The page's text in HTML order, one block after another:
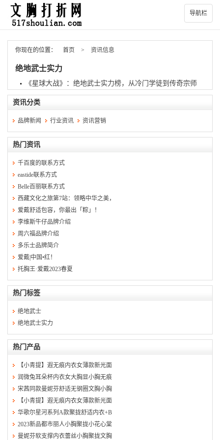
导航栏
你现在的位置： 首页 > 资讯信息
绝地武士实力
《星球大战》：绝地武士实力榜，从冷门学徒到传奇宗师
资讯分类
品牌新闻 行业资讯 资讯营销
热门资讯
千百度的联系方式
eastide联系方式
Belle百丽联系方式
西藏文化之旅第7站：领略中华之美，
爱戴舒适包容，你最出「粽」！
李维斯牛仔品牌介绍
周六福品牌介绍
多乐士品牌简介
爱戴|中国•红！
托胸王·爱戴2023春夏
热门标签
绝地武士
绝地武士实力
热门产品
【小青提】遐无痕内衣女薄款新光面
润微兔耳朵杯内衣女大胸显小胸无痕
宋茜同款曼妮芬舒适无钢圈文胸小胸
【小青提】遐无痕内衣女薄款新光面
华歌尔星河系列A款聚拢舒适内衣+B
2023新品都市丽人小胸聚拢小花心棠
曼妮芬软支撑内衣蕾丝小胸聚拢文胸